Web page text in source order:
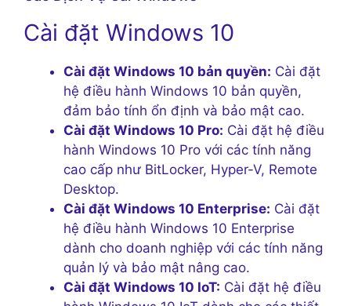
Cài đặt Windows 10
Cài đặt Windows 10 bản quyền: Cài đặt
hệ điều hành Windows 10 bản quyền,
đảm bảo tính ổn định và bảo mật cao.
Cài đặt Windows 10 Pro: Cài đặt hệ điều
hành Windows 10 Pro với các tính năng
cao cấp như BitLocker, Hyper-V, Remote
Desktop.
Cài đặt Windows 10 Enterprise: Cài đặt
hệ điều hành Windows 10 Enterprise
dành cho doanh nghiệp với các tính năng
quản lý và bảo mật nâng cao.
Cài đặt Windows 10 IoT: Cài đặt hệ điều